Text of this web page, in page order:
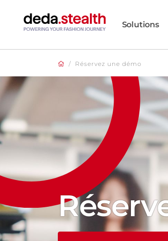
Solutions
/ Réservez une démo